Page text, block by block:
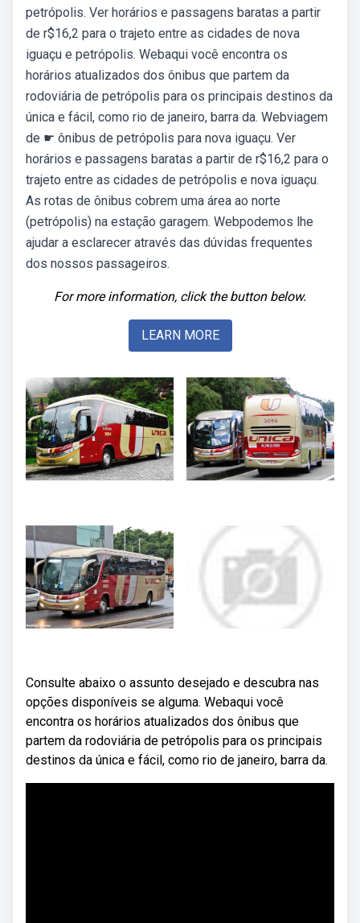
petrópolis. Ver horários e passagens baratas a partir
de r$16,2 para o trajeto entre as cidades de nova
iguaçu e petrópolis. Webaqui você encontra os
horários atualizados dos ônibus que partem da
rodoviária de petrópolis para os principais destinos da
única e fácil, como rio de janeiro, barra da. Webviagem
de ☛ ônibus de petrópolis para nova iguaçu. Ver
horários e passagens baratas a partir de r$16,2 para o
trajeto entre as cidades de petrópolis e nova iguaçu.
As rotas de ônibus cobrem uma área ao norte
(petrópolis) na estação garagem. Webpodemos lhe
ajudar a esclarecer através das dúvidas frequentes
dos nossos passageiros.
For more information, click the button below.
LEARN MORE
Consulte abaixo o assunto desejado e descubra nas
opções disponíveis se alguma. Webaqui você
encontra os horários atualizados dos ônibus que
partem da rodoviária de petrópolis para os principais
destinos da única e fácil, como rio de janeiro, barra da.